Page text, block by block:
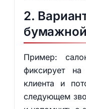
2.
Пример:
фиксирует
клиента и
следующем